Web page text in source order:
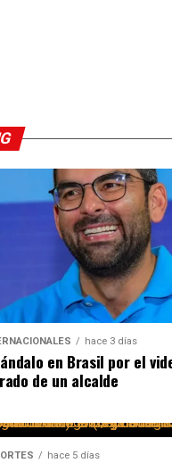
hace 3 días
en Brasil por el
de un alcalde
hace 5 días